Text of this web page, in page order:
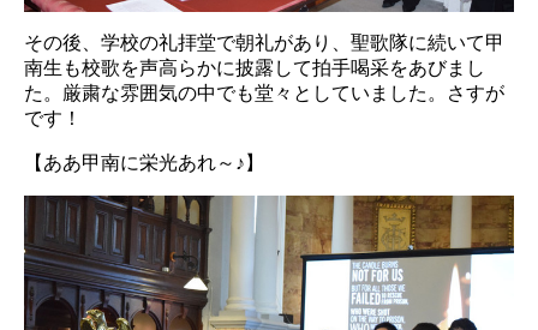
その後、学校の礼拝堂で朝礼があり、聖歌隊に続いて甲
南生も校歌を声高らかに披露して拍手喝采をあびまし
た。厳粛な雰囲気の中でも堂々としていました。さすが
です！
【ああ甲南に栄光あれ～♪】